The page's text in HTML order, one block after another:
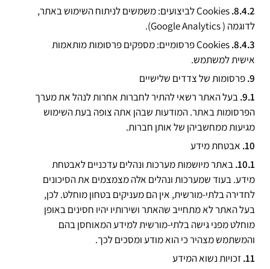
Cookies לביצועים: משמשים לניתוח השימוש באתר,
לדוגמה ( Google Analytics).
Cookies פרסומיים: מספקים פרסומות מותאמות
אישית למשתמש.
פרסומות של צדדים שלישיים
בעל האתר רשאי להתיר לחברות אחרות לנהל את מערך
הפרסומות באתר. המודעות שבהן אתה צופה בעת השימוש
מגיעות ממחשביהן של אותן חברות.
אבטחת מידע
באתר מיושמות מערכות ונהלים עדכניים לאבטחת
מידע. בעוד שמערכות ונהלים אלה מצמצמים את הסיכונים
לחדירה בלתי-מורשית, אין הם מעניקים בטחון מוחלט. לכן,
בעל האתר לא מתחייב שהאתר ושירותיו יהיו חסינים באופן
מוחלט מפני גישה בלתי-מורשית למידע המאוחסן בהם
והמשתמש מצהיר כי הוא מודע ומסכים לכך.
זכויות נשוא המידע